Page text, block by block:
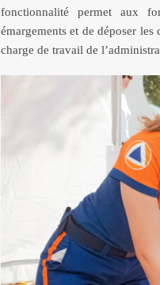
fonctionnalité permet aux
émargements et de déposer
charge de travail de